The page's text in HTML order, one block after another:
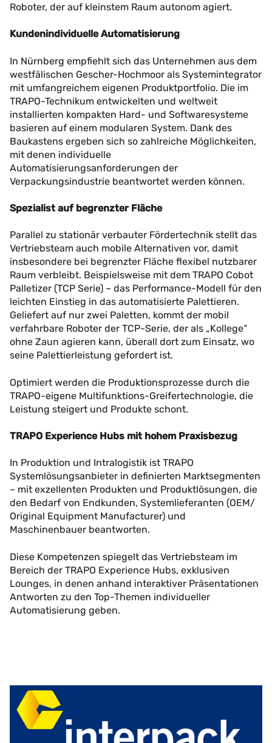
Roboter, der auf kleinstem Raum autonom agiert.
Kundenindividuelle Automatisierung
In Nürnberg empfiehlt sich das Unternehmen aus dem
westfälischen Gescher-Hochmoor als Systemintegrator
mit umfangreichem eigenen Produktportfolio. Die im
TRAPO-Technikum entwickelten und weltweit
installierten kompakten Hard- und Softwaresysteme
basieren auf einem modularen System. Dank des
Baukastens ergeben sich so zahlreiche Möglichkeiten,
mit denen individuelle
Automatisierungsanforderungen der
Verpackungsindustrie beantwortet werden können.
Spezialist auf begrenzter Fläche
Parallel zu stationär verbauter Fördertechnik stellt das
Vertriebsteam auch mobile Alternativen vor, damit
insbesondere bei begrenzter Fläche flexibel nutzbarer
Raum verbleibt. Beispielsweise mit dem TRAPO Cobot
Palletizer (TCP Serie) – das Performance-Modell für den
leichten Einstieg in das automatisierte Palettieren.
Geliefert auf nur zwei Paletten, kommt der mobil
verfahrbare Roboter der TCP-Serie, der als „Kollege“
ohne Zaun agieren kann, überall dort zum Einsatz, wo
seine Palettierleistung gefordert ist.
Optimiert werden die Produktionsprozesse durch die
TRAPO-eigene Multifunktions-Greifertechnologie, die
Leistung steigert und Produkte schont.
TRAPO Experience Hubs mit hohem Praxisbezug
In Produktion und Intralogistik ist TRAPO
Systemlösungsanbieter in definierten Marktsegmenten
– mit exzellenten Produkten und Produktlösungen, die
den Bedarf von Endkunden, Systemlieferanten (OEM/
Original Equipment Manufacturer) und
Maschinenbauer beantworten.
Diese Kompetenzen spiegelt das Vertriebsteam im
Bereich der TRAPO Experience Hubs, exklusiven
Lounges, in denen anhand interaktiver Präsentationen
Antworten zu den Top-Themen individueller
Automatisierung geben.